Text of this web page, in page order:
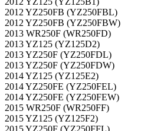
2012 YZ250FB (YZ250FBL)
2012 YZ250FB (YZ250FBW)
2013 WR250F (WR250FD)
2013 YZ125 (YZ125D2)
2013 YZ250F (YZ250FDL)
2013 YZ250F (YZ250FDW)
2014 YZ125 (YZ125E2)
2014 YZ250FE (YZ250FEL)
2014 YZ250FE (YZ250FEW)
2015 WR250F (WR250FF)
2015 YZ125 (YZ125F2)
2015 YZ250F (YZ250FFL)